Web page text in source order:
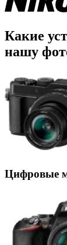
Какие
нашу
Цифровые